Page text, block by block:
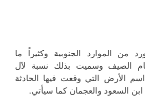
من الموارد الجنوبية وكثيراً ما
الصيف وسميت بذلك نسبة لآل
الأرض التي وقعت فيها الحادثة
ابن السعود والعجمان كما سيأتي.